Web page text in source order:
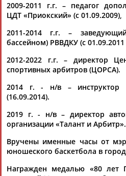
(Проект:Информационное агентство
08.02.2026
Сергей Филиппов:
губернии или формальная
...испанский философ)
Сергей, родился в 1957 г. и 17
дополнено 30.09.2009 г.,
(Проект:Информационное агентство
Валерий Сычев: Неудачный
баскетболистки
...одиннадцати лет назад, чтобы
молодомуСергею Филиппову
заинтересованных людей с
2009-2011 г.г. – педагог
ЦДТ «Приокский» (с 01.09.2009),
2011-2014 г.г. –
бассейном) РВВДКУ (с 01.09.2011
2012-2022 г.г. – директор
спортивных арбитров (ЦОРСА).
2014 г. - н/в – инструктор
(16.09.2014).
2019 г. - н/в – директор
организации «Талант и Арбитр».
Вручены именные часы от
юношеского баскетбола в
Награжден медалью «80 лет